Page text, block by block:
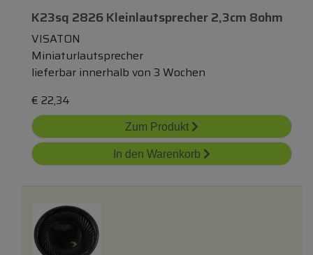
K23sq 2826 Kleinlautsprecher 2,3cm 8ohm
VISATON
Miniaturlautsprecher
lieferbar innerhalb von 3 Wochen
€ 22,34
Zum Produkt
In den Warenkorb